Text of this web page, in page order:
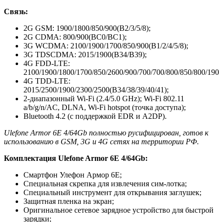
Связь:
2G GSM: 1900/1800/850/900(B2/3/5/8);
2G CDMA: 800/900(BC0/BC1);
3G WCDMA: 2100/1900/1700/850/900(B1/2/4/5/8);
3G TDSCDMA: 2015/1900(B34/B39);
4G FDD-LTE:
2100/1900/1800/1700/850/2600/900/700/700/800/850/800/
4G TDD-LTE:
2015/2500/1900/2300/2500(B34/38/39/40/41);
2-диапазонный Wi-Fi (2.4/5.0 GHz); Wi-Fi 802.11
a/b/g/n/AC, DLNA, Wi-Fi hotspot (точка доступа);
Bluetooth 4.2 (с поддержкой EDR и A2DP).
Ulefone Armor 6E 4/64Gb полностью русифицирован, готов к
использованию в GSM, 3G и 4G сетях на территории РФ.
Комплектация Ulefone Armor 6E 4/64Gb:
Смартфон Улефон Армор 6Е;
Специальная скрепка для извлечения сим-лотка;
Специальный инструмент для открывания заглушек;
Защитная пленка на экран;
Оригинальное сетевое зарядное устройство для быстрой
зарядки;